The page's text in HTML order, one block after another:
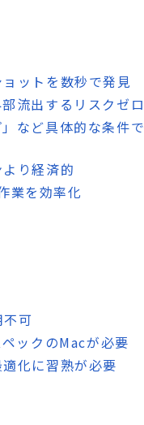
ットを数秒で発見
流出するリスクゼロ
など具体的な条件で
り経済的
業を効率化
可
ックのMacが必要
化に習熟が必要